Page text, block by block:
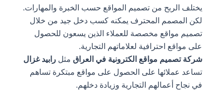
يختلف الربح من تصميم المواقع حسب الخبرة والمهارات.
لكن المصمم المحترف يمكنه كسب دخل جيد من خلال
تصميم مواقع مخصصة للعملاء الذين يسعون للحصول
على مواقع احترافية لعلاماتهم التجارية.
شركة تصميم مواقع الكترونية في العراق مثلرابيد غزال
تساعد عملائها على الحصول على مواقع مبتكرة تساهم
في نجاح أعمالهم التجارية وزيادة دخلهم.